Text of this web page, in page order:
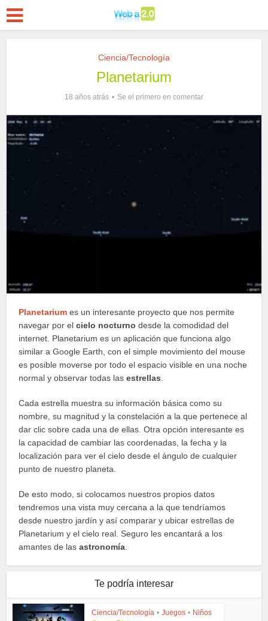
Ciencia/Tecnología
Planetarium
18 años atrás Se el primero en comentar
Planetarium es un interesante proyecto que nos permite
navegar por elcielo nocturno desde la comodidad del
internet. Planetarium es un aplicación que funciona algo
similar a Google Earth, con el simple movimiento del mouse
es posible moverse por todo el espacio visible en una noche
normal y observar todas lasestrellas
Cada estrella muestra su información básica como su
nombre, su magnitud y la constelación a la que pertenece al
dar clic sobre cada una de ellas. Otra opción interesante es
la capacidad de cambiar las coordenadas, la fecha y la
localización para ver el cielo desde el ángulo de cualquier
punto de nuestro planeta.
De esto modo, si colocamos nuestros propios datos
tendremos una vista muy cercana a la que tendríamos
desde nuestro jardín y así comparar y ubicar estrellas de
Planetarium y el cielo real. Seguro les encantará a los
amantes de lasastronomía
Te podría interesar
Ciencia/Tecnología • Juegos • Niños